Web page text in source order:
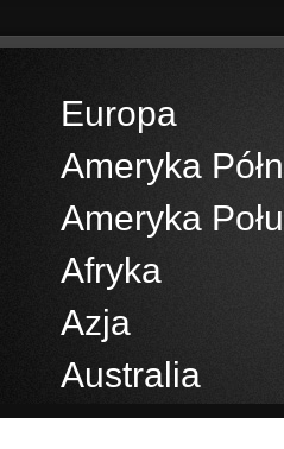
Europa
Ameryka
Ameryka
Afryka
Azja
Australia
2